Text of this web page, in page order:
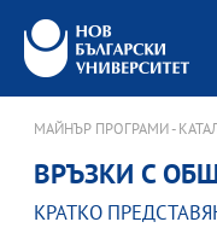
МАЙНЪР ПРОГРАМИ -
ВРЪЗКИ С
КРАТКО